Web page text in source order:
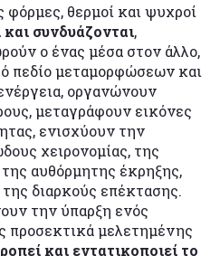
θερμοί και ψυχροί
και συνδυάζονται,
ο ένας μέσα στον άλλο,
πεδίο μεταμορφώσεων και
οργανώνουν
μεταγράφουν εικόνες
ενισχύουν την
χειρονομίας, της
αυθόρμητης έκρηξης,
διαρκούς επέκτασης.
την ύπαρξη ενός
προσεκτικά μελετημένης
και εντατικοποιεί το